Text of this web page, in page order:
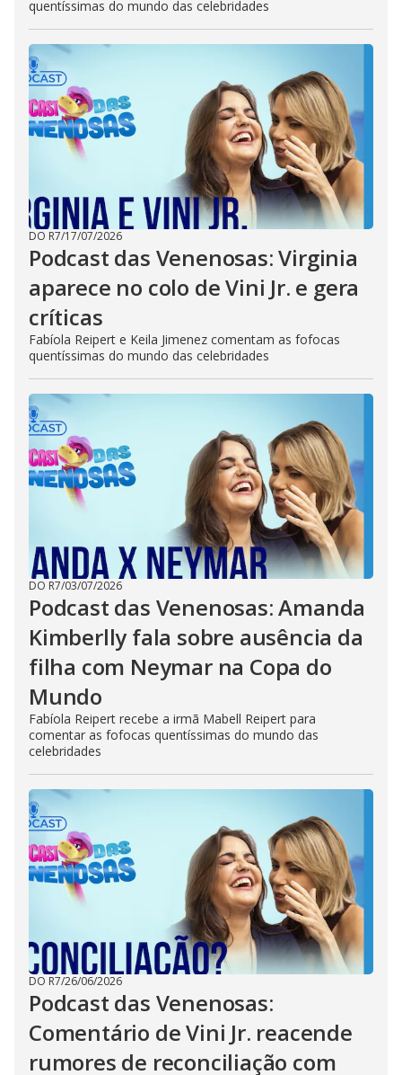
quentíssimas do mundo das celebridades
DO R7/17/07/2026
Podcast das Venenosas: Virginia
aparece no colo de Vini Jr. e gera
críticas
Fabíola Reipert e Keila Jimenez comentam as fofocas
quentíssimas do mundo das celebridades
DO R7/03/07/2026
Podcast das Venenosas: Amanda
Kimberlly fala sobre ausência da
filha com Neymar na Copa do
Mundo
Fabíola Reipert recebe a irmã Mabell Reipert para
comentar as fofocas quentíssimas do mundo das
celebridades
DO R7/26/06/2026
Podcast das Venenosas:
Comentário de Vini Jr. reacende
rumores de reconciliação com